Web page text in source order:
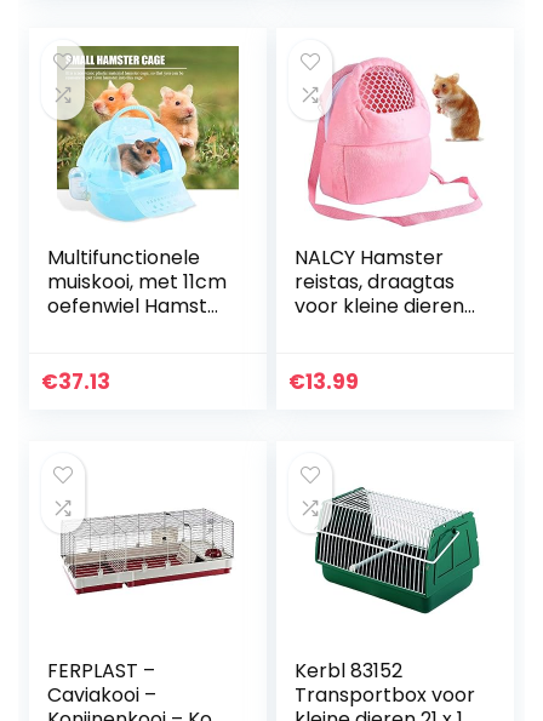
Multifunctionele
muiskooi, met 11cm
oefenwiel Hamster
reizen voor
€37.13
NALCY Hamster
reistas, draagtas
voor kleine dieren,
huisdierdraagtas,
€13.99
FERPLAST –
Caviakooi –
Kerbl 83152
Transportbox voor